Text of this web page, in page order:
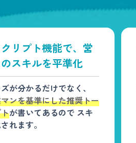
リプト機能で、営
スキルを平準化
が分かるだけでなく、
ンを基準にした推奨トー
が書いてあるので スキ
れます。